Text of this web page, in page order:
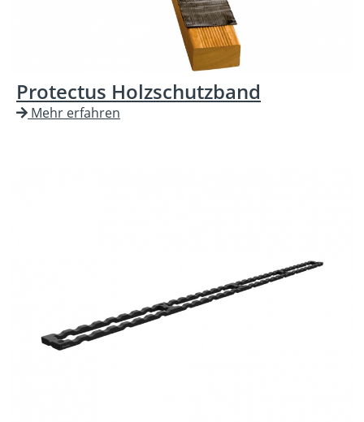
Protectus Holzschutzband
Mehr erfahren